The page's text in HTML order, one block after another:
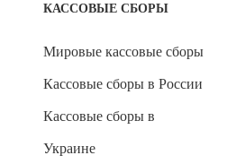
КАССОВЫЕ СБОРЫ
Мировые кассовые сборы
Кассовые сборы в России
Кассовые сборы в
Украине